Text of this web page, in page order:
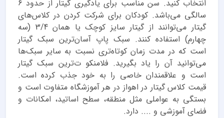
انتخاب کنید. سن مناسب برای یادگیری گیتار از حدود 6
سالگی می‌باشد. کودکان برای شرکت کردن در کلاس‌های
گیتار می‌توانند از گیتار سایز کوچک یا همان 3/4 (سه
چهارم) استفاده کنند. سبک پاپ آسان‌ترین سبک گیتار
است که در مدت زمان کوتاه‌تری نسبت به سایر سبک‌ها
می‌توانید آن را یاد بگیرید. فلامنکو ت‌ترین سبک گیتار
است و علاقمندان خاصی را به خود جذب کرده است.
قیمت کلاس گیتار در اهواز در هر آموزشگاه متفاوت است و
بستگی به عواملی مثل منطقه، سطح اساتید، امکانات و
فضای آموزشی و .... دارد.